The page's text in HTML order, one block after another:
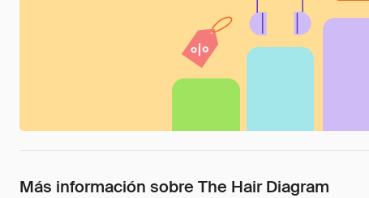
Más información sobre The Hair Diagram